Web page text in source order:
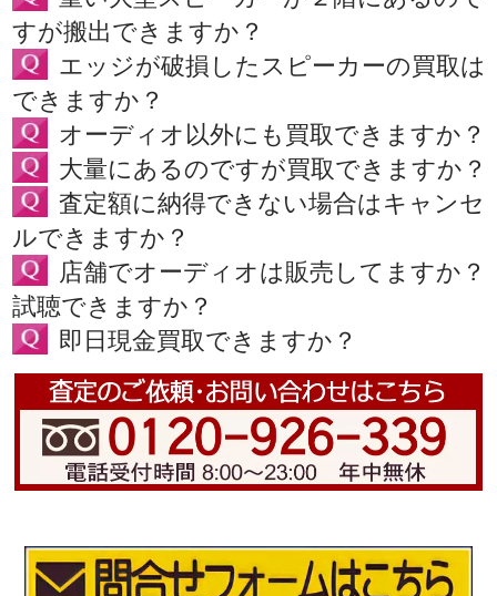
すが搬出できますか？
エッジが破損したスピーカーの買取は
できますか？
オーディオ以外にも買取できますか？
大量にあるのですが買取できますか？
査定額に納得できない場合はキャンセ
ルできますか？
店舗でオーディオは販売してますか？
試聴できますか？
即日現金買取できますか？